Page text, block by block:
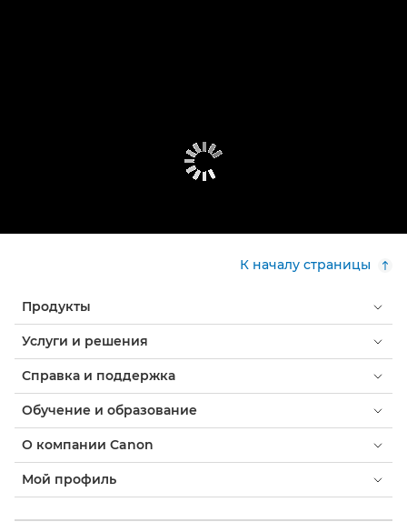
К началу страницы
Продукты
Услуги и решения
Справка и поддержка
Обучение и образование
О компании Canon
Мой профиль